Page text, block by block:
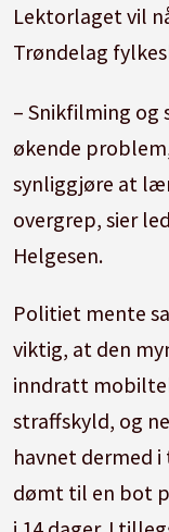
Lektorlaget vil
Trøndelag
– Snikfilming og
økende
synliggjøre at
overgrep, sier
Helgesen.
Politiet mente
viktig, at den
inndratt
straffskyld, og
havnet dermed
dømt til en bot